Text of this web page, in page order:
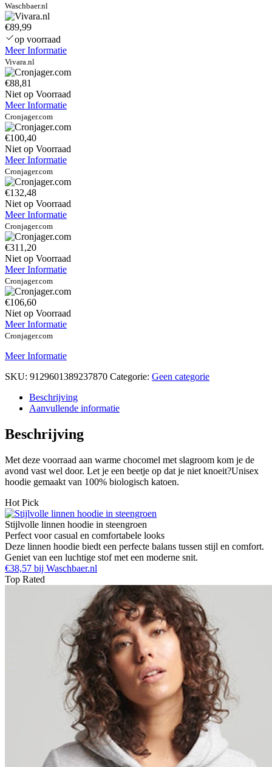
Waschbaer.nl
€89,99
op voorraad
Meer Informatie
Vivara.nl
€88,81
Niet op Voorraad
Meer Informatie
Cronjager.com
€100,40
Niet op Voorraad
Meer Informatie
Cronjager.com
€132,48
Niet op Voorraad
Meer Informatie
Cronjager.com
€311,20
Niet op Voorraad
Meer Informatie
Cronjager.com
€106,60
Niet op Voorraad
Meer Informatie
Cronjager.com
Meer Informatie
SKU: 9129601389237870 Categorie: Geen categorie
Beschrijving
Aanvullende informatie
Beschrijving
Met deze voorraad aan warme chocomel met slagroom kom je de
avond vast wel door. Let je een beetje op dat je niet knoeit?Unisex
hoodie gemaakt van 100% biologisch katoen.
Hot Pick
Stijlvolle linnen hoodie in steengroen
Perfect voor casual en comfortabele looks
Deze linnen hoodie biedt een perfecte balans tussen stijl en comfort.
Geniet van een luchtige stof met een moderne snit.
€38,57 bij Waschbaer.nl
Top Rated